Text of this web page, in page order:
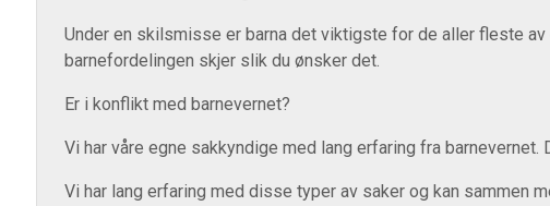
Under en skilsmisse er barna det viktigste for de aller fleste
barnefordelingen skjer slik du ønsker det.
Er i konflikt med barnevernet?
Vi har våre egne sakkyndige med lang erfaring fra
Vi har lang erfaring med disse typer av saker og kan sammen